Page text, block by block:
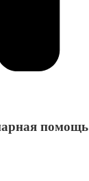
помощь